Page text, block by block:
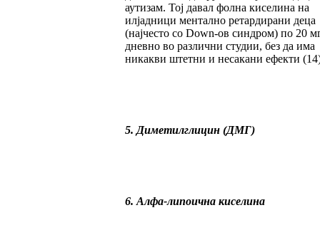
аутизам. Тој давал фолна киселина на
илјадници ментално ретардирани деца
(најчесто со Down-ов синдром) по 20
дневно во различни студии, без да има
никакви штетни и несакани ефекти
5. Диметилглицин (ДМГ)
6. Алфа-липоична киселина